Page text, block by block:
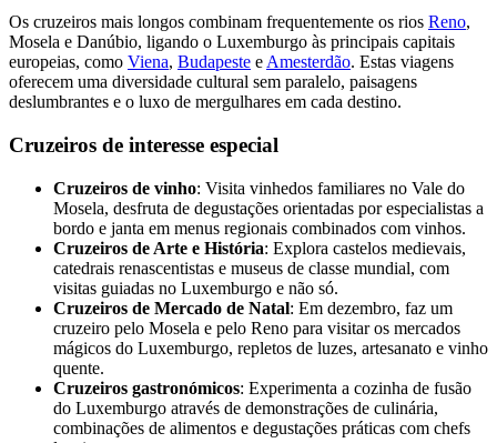
Os cruzeiros mais longos combinam frequentemente os rios Reno,
Mosela e Danúbio, ligando o Luxemburgo às principais capitais
europeias, como Viena, Budapeste e Amesterdão. Estas viagens
oferecem uma diversidade cultural sem paralelo, paisagens
deslumbrantes e o luxo de mergulhares em cada destino.
Cruzeiros de interesse especial
Cruzeiros de vinho: Visita vinhedos familiares no Vale do
Mosela, desfruta de degustações orientadas por especialistas a
bordo e janta em menus regionais combinados com vinhos.
Cruzeiros de Arte e História: Explora castelos medievais,
catedrais renascentistas e museus de classe mundial, com
visitas guiadas no Luxemburgo e não só.
Cruzeiros de Mercado de Natal: Em dezembro, faz um
cruzeiro pelo Mosela e pelo Reno para visitar os mercados
mágicos do Luxemburgo, repletos de luzes, artesanato e vinho
quente.
Cruzeiros gastronómicos: Experimenta a cozinha de fusão
do Luxemburgo através de demonstrações de culinária,
combinações de alimentos e degustações práticas com chefs